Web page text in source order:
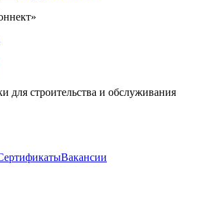
для строительства и обслуживания
Вакансии